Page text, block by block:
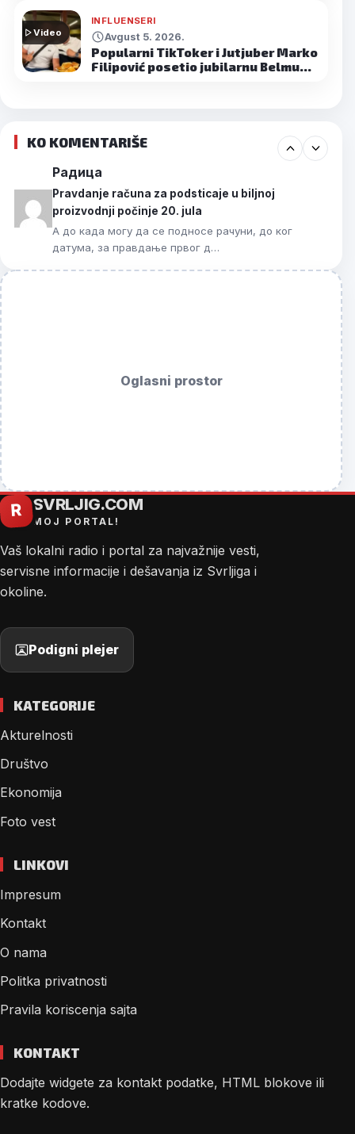
Video
INFLUENSERI
Avgust 5. 2026.
Popularni TikToker i Jutjuber Marko
Filipović posetio jubilarnu Belmu…
KO KOMENTARIŠE
Радица
Pravdanje računa za podsticaje u biljnoj
proizvodnji počinje 20. jula
А до када могу да се подносе рачуни, до ког
датума, за правдање првог д…
Oglasni prostor
R SVRLJIG.COM
MOJ PORTAL!
Vaš lokalni radio i portal za najvažnije vesti,
servisne informacije i dešavanja iz Svrljiga i
okoline.
Podigni plejer
KATEGORIJE
Akturelnosti
Društvo
Ekonomija
Foto vest
LINKOVI
Impresum
Kontakt
O nama
Politka privatnosti
Pravila koriscenja sajta
KONTAKT
Dodajte widgete za kontakt podatke, HTML blokove ili
kratke kodove.